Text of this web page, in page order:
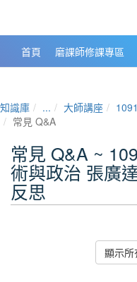
首頁 磨課師修課專區
知識庫 ... 大師講座
常見 Q&A
常見 Q&A ~
術與政治 張廣
反思
顯示所